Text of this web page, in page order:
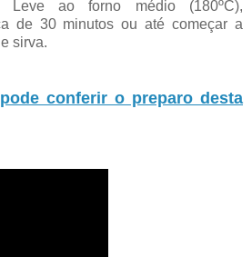
Leve ao forno médio (180ºC),
de 30 minutos ou até começar a
sirva.
conferir o preparo desta